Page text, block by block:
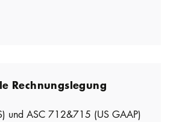
Rechnungs­legung
und ASC 712&715 (US GAAP)